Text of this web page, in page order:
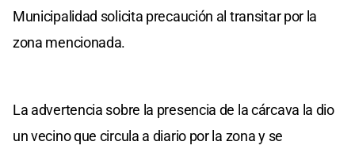
Municipalidad solicita precaución al transitar por la
zona mencionada.
La advertencia sobre la presencia de la cárcava la dio
un vecino que circula a diario por la zona y se